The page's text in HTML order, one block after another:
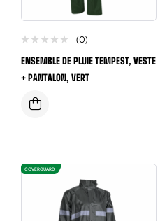
(0)
ENSEMBLE DE PLUIE TEMPEST, VESTE
+ PANTALON, VERT
COVERGUARD